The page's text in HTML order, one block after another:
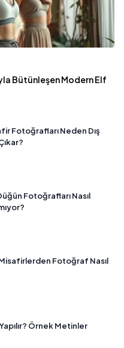
Bütünleşen Modern Elf
Fotoğrafları Neden Dış
Fotoğrafları Nasıl
Fotoğraf Nasıl
Örnek Metinler